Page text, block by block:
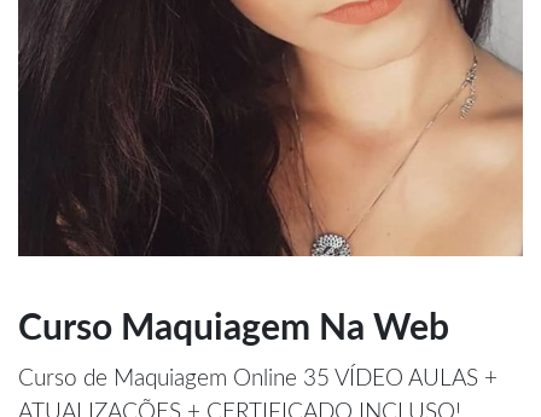
Curso Maquiagem Na Web
Curso de Maquiagem Online 35 VÍDEO AULAS +